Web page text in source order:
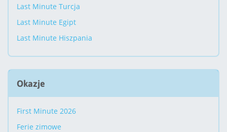
Last Minute Turcja
Last Minute Egipt
Last Minute Hiszpania
Okazje
First Minute 2026
Ferie zimowe